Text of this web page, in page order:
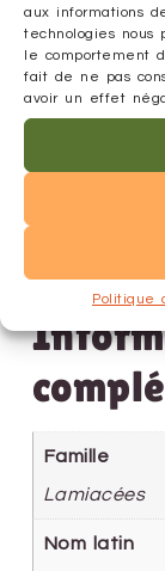
aux informations
technologies
le comportement
fait de ne pas
avoir un effet
Politique
Famille
Lamiacées
Nom latin